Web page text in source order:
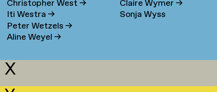
Christopher West→
Iti Westra→
Peter Wetzels→
Aline Weyel→
Claire Wymer→
Sonja Wyss
X